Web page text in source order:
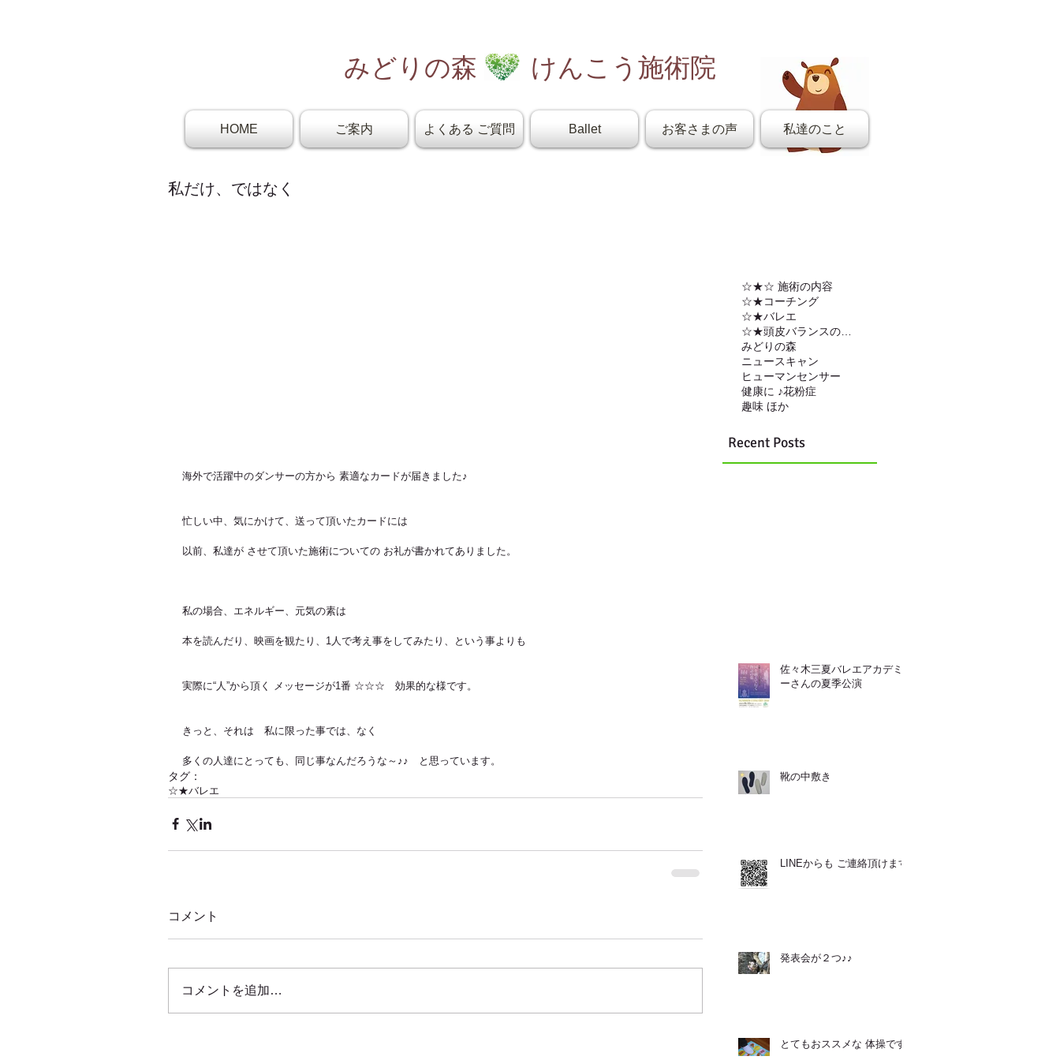
みどりの森 けんこう施術院
HOME ご案内 よくある ご質問 Ballet お客さまの声 私達のこと
私だけ、ではなく
海外で活躍中のダンサーの方から 素適なカードが届きました♪
忙しい中、気にかけて、送って頂いたカードには
以前、私達が させて頂いた施術についての お礼が書かれてありました。
私の場合、エネルギー、元気の素は
本を読んだり、映画を観たり、1人で考え事をしてみたり、という事よりも
実際に“人”から頂く メッセージが1番 ☆☆☆　効果的な様です。
きっと、それは　私に限った事では、なく
多くの人達にとっても、同じ事なんだろうな～♪♪　と思っています。
タグ：
☆★バレエ
コメント
コメントを追加…
☆★☆ 施術の内容
☆★コーチング
☆★バレエ
みどりの森
ニュースキャン
ヒューマンセンサー
健康に ♪花粉症
趣味 ほか
Recent Posts
佐々木三夏バレエアカデミ
ーさんの夏季公演
靴の中敷き
LINEからも ご連絡頂けます
発表会が２つ♪♪
とてもおススメな 体操です